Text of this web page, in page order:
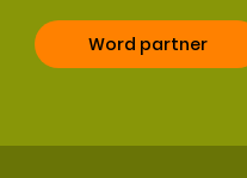
Word partner